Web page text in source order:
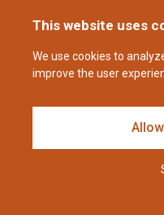
This website uses
We use cookies to
improve the user
coppens@alltech.com
Follow us
Disclaimer